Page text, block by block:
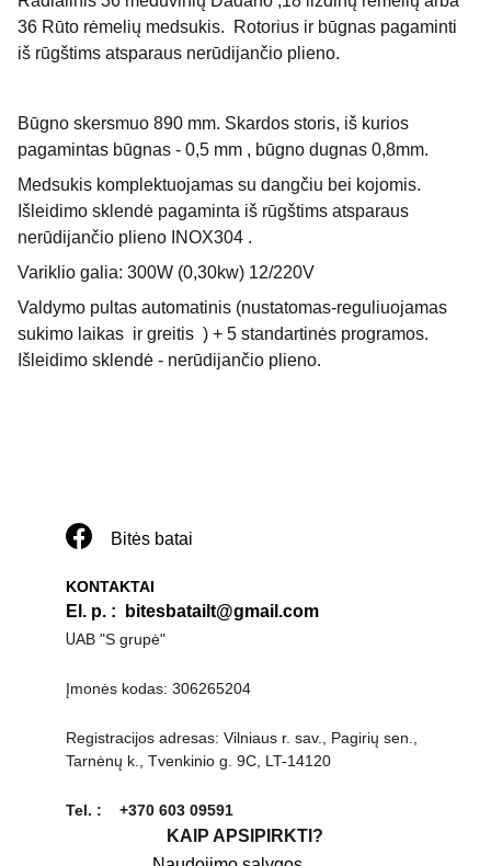
36 Rūto rėmelių medsukis. Rotorius ir būgnas pagaminti
iš rūgštims atsparaus nerūdijančio plieno.
Būgno skersmuo 890 mm. Skardos storis, iš kurios
pagamintas būgnas - 0,5 mm , būgno dugnas 0,8mm.
Medsukis komplektuojamas su dangčiu bei kojomis.
Išleidimo sklendė pagaminta iš rūgštims atsparaus
nerūdijančio plieno INOX304 .
Variklio galia: 300W (0,30kw) 12/220V
Valdymo pultas automatinis (nustatomas-reguliuojamas
sukimo laikas ir greitis ) + 5 standartinės programos.
Išleidimo sklendė - nerūdijančio plieno.
KONTAKTAI
El. p. : bitesbatailt@gmail.com
UAB "S grupė"
Įmonės kodas: 306265204
Registracijos adresas: Vilniaus r. sav., Pagirių sen.,
Tarnėnų k., Tvenkinio g. 9C, LT-14120
Tel. :    +370 603 09591
Bitės batai
KAIP APSIPIRKTI?